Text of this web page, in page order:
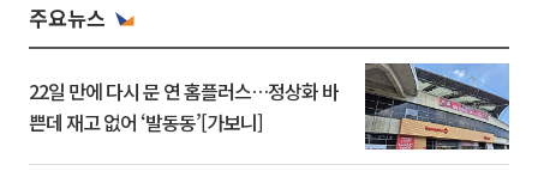
주요뉴스
22일 만에 다시 문 연 홈플러스…정상화 바
쁜데 재고 없어 ‘발동동’[가보니]